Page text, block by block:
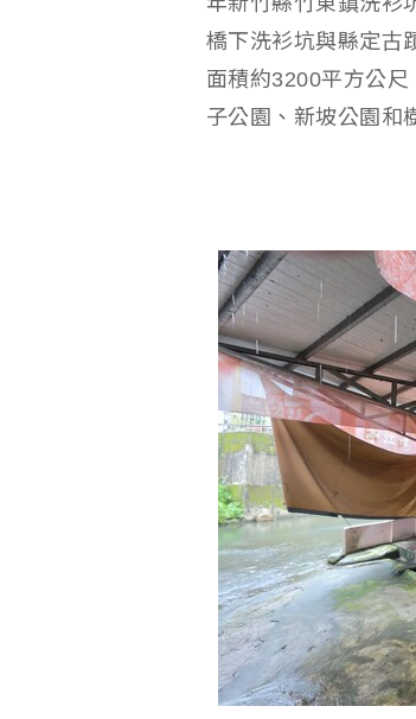
橋下洗衫坑與縣定古
面積約3200平方公
子公園、新坡公園和